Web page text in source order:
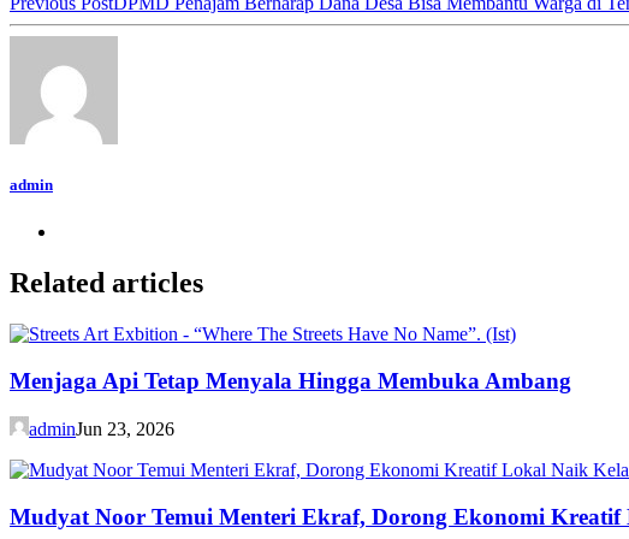
admin
Related articles
Menjaga Api Tetap Menyala Hingga Membuka Ambang
adminJun 23, 2026
Mudyat Noor Temui Menteri Ekraf, Dorong Ekonomi Kreatif